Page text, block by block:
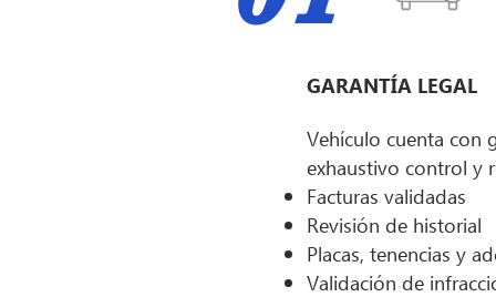
GARANTÍA LEGAL
Vehículo cuenta con
exhaustivo control y
Facturas validadas
Revisión de historial
Placas, tenencias y
Validación de